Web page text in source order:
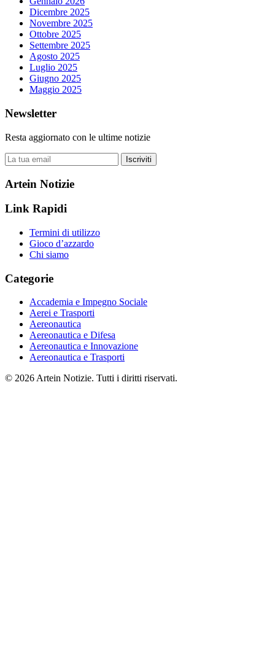
Dicembre 2025
Novembre 2025
Ottobre 2025
Settembre 2025
Agosto 2025
Luglio 2025
Giugno 2025
Maggio 2025
Newsletter
Resta aggiornato con le ultime notizie
Iscriviti
Artein Notizie
Link Rapidi
Termini di utilizzo
Gioco d’azzardo
Chi siamo
Categorie
Accademia e Impegno Sociale
Aerei e Trasporti
Aereonautica
Aereonautica e Difesa
Aereonautica e Innovazione
Aereonautica e Trasporti
© 2026 Artein Notizie. Tutti i diritti riservati.